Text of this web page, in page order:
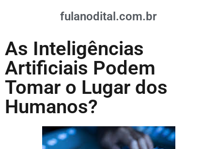
fulanodital.com.br
As Inteligências
Artificiais Podem
Tomar o Lugar dos
Humanos?